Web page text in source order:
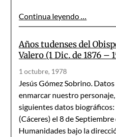
Continua leyendo …
Años tudenses del
Valero (1 Dic. de 1876 –
1 octubre, 1978
Jesús Gómez Sobrino.
enmarcar nuestro
siguientes datos
(Cáceres) el 8 de
Humanidades bajo la